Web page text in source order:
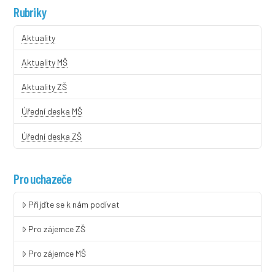
Rubriky
Aktuality
Aktuality MŠ
Aktuality ZŠ
Úřední deska MŠ
Úřední deska ZŠ
Pro uchazeče
Přijďte se k nám podívat
Pro zájemce ZŠ
Pro zájemce MŠ